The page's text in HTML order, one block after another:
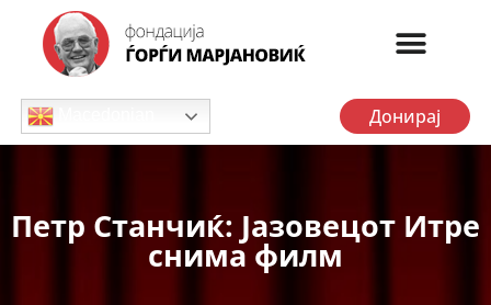
Донирај
Петр Станчиќ: Јазовецот Итре
снима филм